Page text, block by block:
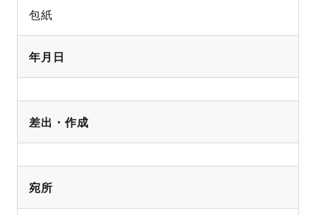
包紙
年月日
差出・作成
宛所